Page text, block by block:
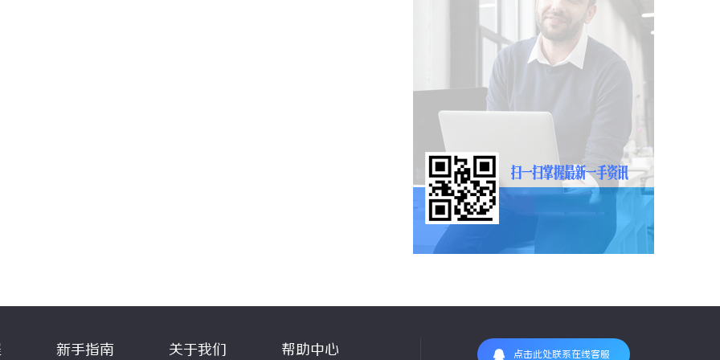
新手指南 关于我们 帮助中心 点击此处联系在线客服